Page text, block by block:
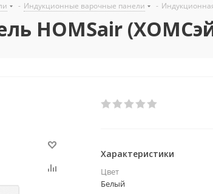
- Индукционные варочные панели -
HOMSair
Характеристики
Цвет
Белый